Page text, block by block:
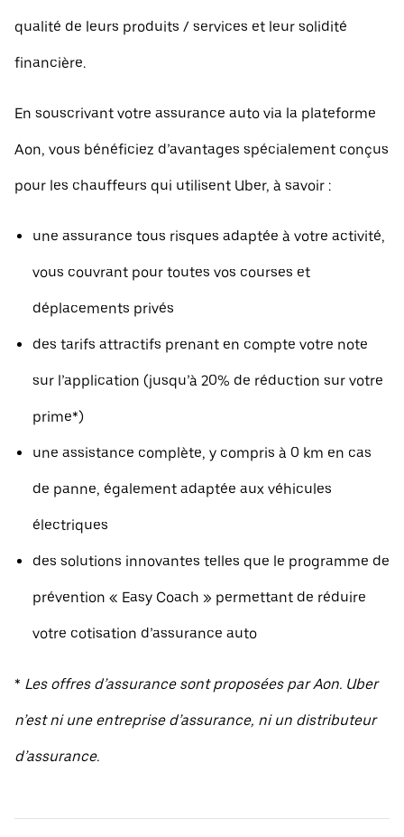
qualité de leurs produits / services et leur solidité
financière.
En souscrivant votre assurance auto via la plateforme
Aon, vous bénéficiez d’avantages spécialement conçus
pour les chauffeurs qui utilisent Uber, à savoir :
une assurance tous risques adaptée à votre activité,
vous couvrant pour toutes vos courses et
déplacements privés
des tarifs attractifs prenant en compte votre note
sur l’application (jusqu’à 20% de réduction sur votre
prime*)
une assistance complète, y compris à 0 km en cas
de panne, également adaptée aux véhicules
électriques
des solutions innovantes telles que le programme de
prévention « Easy Coach » permettant de réduire
votre cotisation d’assurance auto
* Les offres d’assurance sont proposées par Aon. Uber
n’est ni une entreprise d’assurance, ni un distributeur
d’assurance.